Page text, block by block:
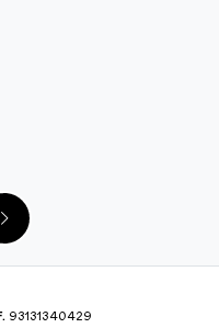
93131340429